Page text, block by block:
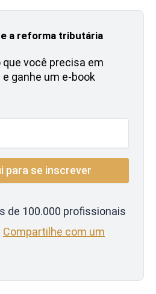
a reforma tributária
você precisa em
ganhe um e-book
de 100.000 profissionais
Compartilhe com um